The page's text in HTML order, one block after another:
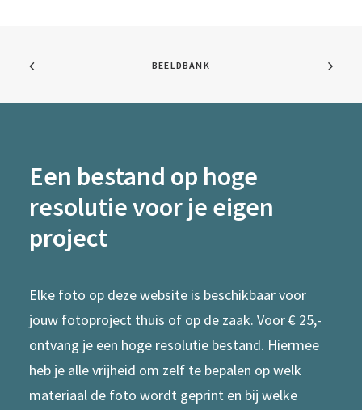
BEELDBANK
Een bestand op hoge
resolutie voor je eigen
project
Elke foto op deze website is beschikbaar voor
jouw fotoproject thuis of op de zaak. Voor € 25,-
ontvang je een hoge resolutie bestand. Hiermee
heb je alle vrijheid om zelf te bepalen op welk
materiaal de foto wordt geprint en bij welke